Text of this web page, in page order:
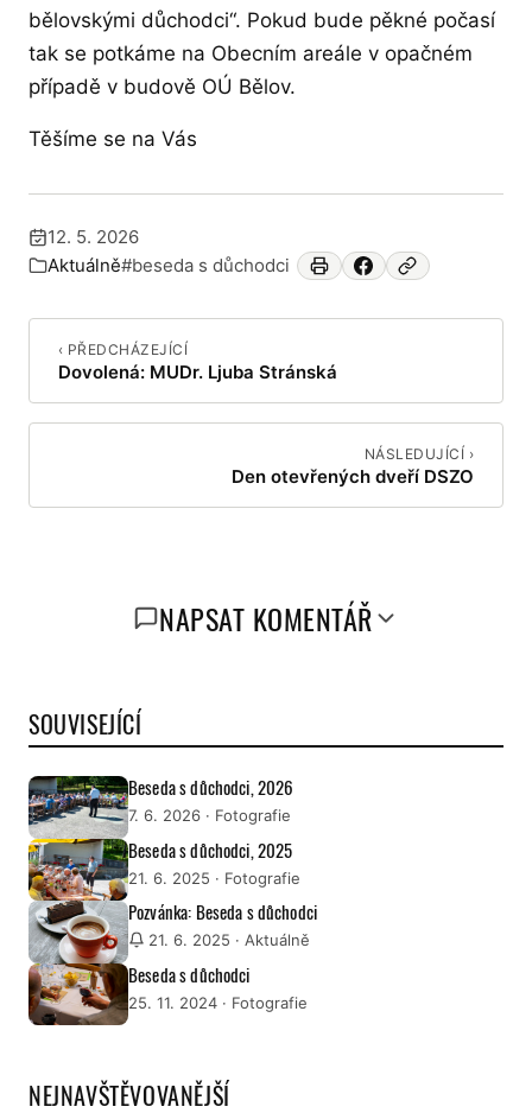
bělovskými důchodci“. Pokud bude pěkné počasí
tak se potkáme na Obecním areále v opačném
případě v budově OÚ Bělov.
Těšíme se na Vás
Publikováno:
12. 5. 2026
Zařazeno v:
Aktuálně#beseda s důchodci
‹ PŘEDCHÁZEJÍCÍ
Dovolená: MUDr. Ljuba Stránská
NÁSLEDUJÍCÍ ›
Den otevřených dveří DSZO
NAPSAT KOMENTÁŘ
SOUVISEJÍCÍ
Beseda s důchodci, 2026
7. 6. 2026 · Fotografie
Beseda s důchodci, 2025
21. 6. 2025 · Fotografie
Pozvánka: Beseda s důchodci
21. 6. 2025 · Aktuálně
Beseda s důchodci
25. 11. 2024 · Fotografie
NEJNAVŠTĚVOVANĚJŠÍ